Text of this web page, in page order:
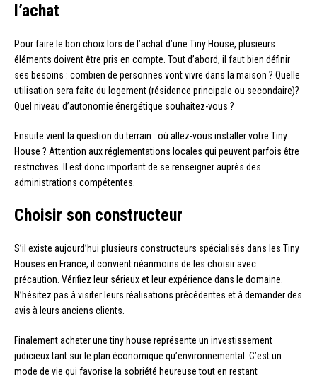
l’achat
Pour faire le bon choix lors de l’achat d’une Tiny House, plusieurs
éléments doivent être pris en compte. Tout d’abord, il faut bien définir
ses besoins : combien de personnes vont vivre dans la maison ? Quelle
utilisation sera faite du logement (résidence principale ou secondaire)?
Quel niveau d’autonomie énergétique souhaitez-vous ?
Ensuite vient la question du terrain : où allez-vous installer votre Tiny
House ? Attention aux réglementations locales qui peuvent parfois être
restrictives. Il est donc important de se renseigner auprès des
administrations compétentes.
Choisir son constructeur
S’il existe aujourd’hui plusieurs constructeurs spécialisés dans les Tiny
Houses en France, il convient néanmoins de les choisir avec
précaution. Vérifiez leur sérieux et leur expérience dans le domaine.
N’hésitez pas à visiter leurs réalisations précédentes et à demander des
avis à leurs anciens clients.
Finalement acheter une tiny house représente un investissement
judicieux tant sur le plan économique qu’environnemental. C’est un
mode de vie qui favorise la sobriété heureuse tout en restant